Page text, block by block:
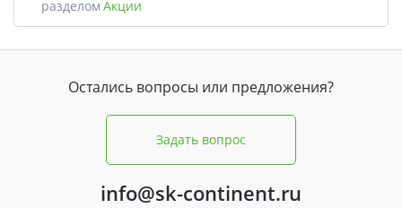
разделом Акции
Остались вопросы или предложения?
Задать вопрос
info@sk-continent.ru